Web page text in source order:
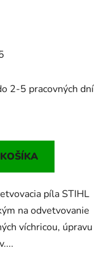
2-5 pracovných dní
píla STIHL
na odvetvovanie
víchricou, úpravu